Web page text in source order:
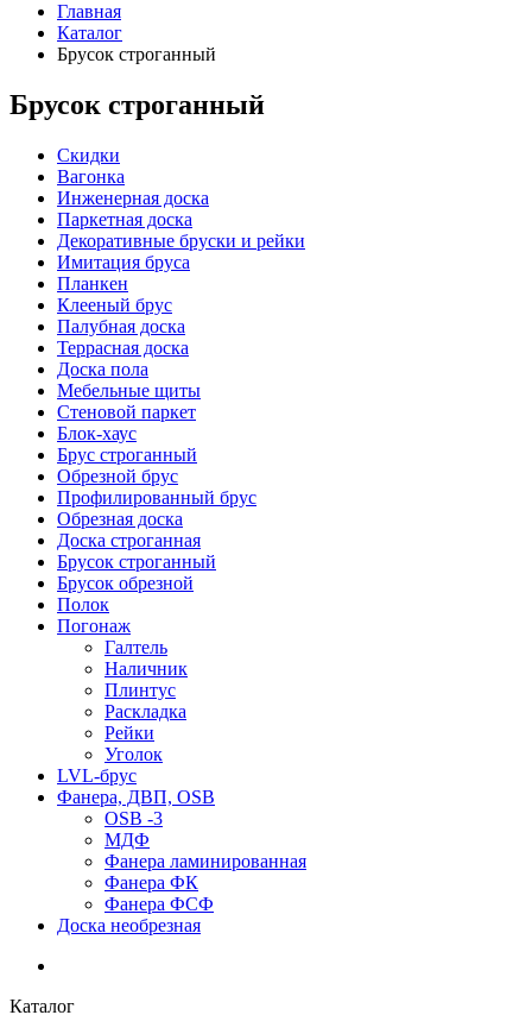
Главная
Каталог
Брусок строганный
Брусок строганный
Скидки
Вагонка
Инженерная доска
Паркетная доска
Декоративные бруски и рейки
Имитация бруса
Планкен
Клееный брус
Палубная доска
Террасная доска
Доска пола
Мебельные щиты
Стеновой паркет
Блок-хаус
Брус строганный
Обрезной брус
Профилированный брус
Обрезная доска
Доска строганная
Брусок строганный
Брусок обрезной
Полок
Погонаж
Галтель
Наличник
Плинтус
Раскладка
Рейки
Уголок
LVL-брус
Фанера, ДВП, OSB
OSB -3
МДФ
Фанера ламинированная
Фанера ФК
Фанера ФСФ
Доска необрезная
Каталог